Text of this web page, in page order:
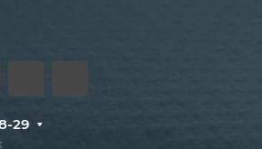
29